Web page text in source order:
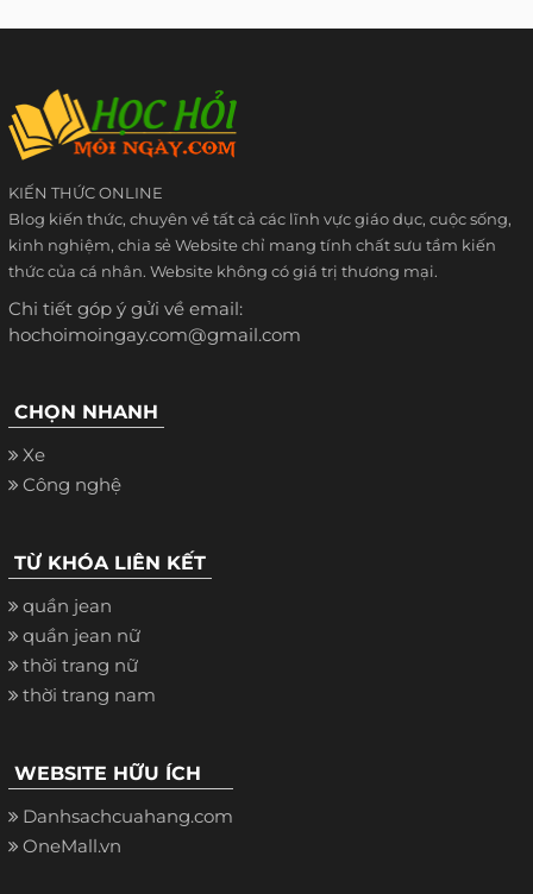
KIẾN THỨC ONLINE
Blog kiến thức, chuyên về tất cả các lĩnh vực giáo dục, cuộc sống,
kinh nghiệm, chia sẻ Website chỉ mang tính chất sưu tầm kiến
thức của cá nhân. Website không có giá trị thương mại.
Chi tiết góp ý gửi về email:
hochoimoingay.com@gmail.com
CHỌN NHANH
Xe
Công nghệ
TỪ KHÓA LIÊN KẾT
quần jean
quần jean nữ
thời trang nữ
thời trang nam
WEBSITE HỮU ÍCH
Danhsachcuahang.com
OneMall.vn